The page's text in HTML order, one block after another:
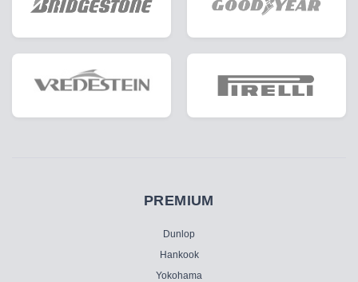
PREMIUM
Dunlop
Hankook
Yokohama